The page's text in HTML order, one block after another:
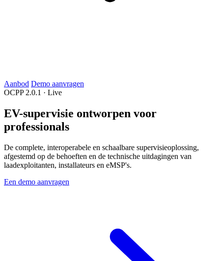
Aanbod Demo aanvragen
OCPP 2.0.1 · Live
EV-supervisie ontworpen voor
professionals
De complete, interoperabele en schaalbare supervisieoplossing,
afgestemd op de behoeften en de technische uitdagingen van
laadexploitanten, installateurs en eMSP's.
Een demo aanvragen